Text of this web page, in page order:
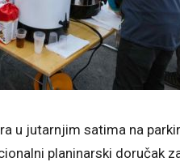
u jutarnjim satima na
planinarski doručak